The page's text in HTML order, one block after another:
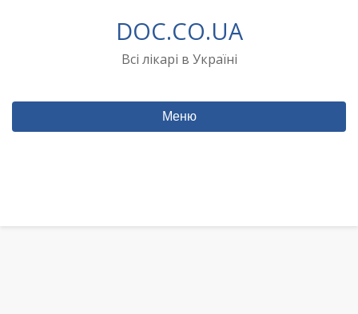
DOC.CO.UA
Всі лікарі в Україні
Меню